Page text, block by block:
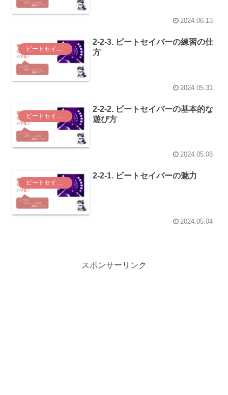
2024.06.13
ビートセイバー（Beat Saber）
2-2-3. ビートセイバーの練習の仕
方
2024.05.31
2-2-2. ビートセイバーの基本的な
遊び方
2024.05.08
ビートセイバー（Beat Saber）
2-2-1. ビートセイバーの魅力
2024.05.04
スポンサーリンク